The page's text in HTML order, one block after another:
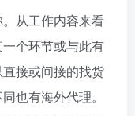
从工作内容来看
个环节或与此有
接或间接的找货
也有海外代理。